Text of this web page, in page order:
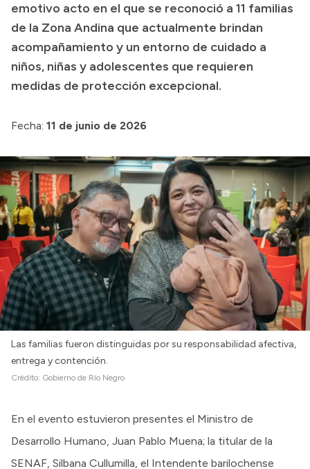
Compras y licitaciones
Consulta de expedientes
Consulta de pago a proveedores
Convocatorias
Login
emotivo acto en el que se reconoció a 11 familias
de la Zona Andina que actualmente brindan
acompañamiento y un entorno de cuidado a
niños, niñas y adolescentes que requieren
medidas de protección excepcional.
Fecha: 11 de junio de 2026
Las familias fueron distinguidas por su responsabilidad afectiva,
entrega y contención.
Crédito: Gobierno de Río Negro
En el evento estuvieron presentes el Ministro de
Desarrollo Humano, Juan Pablo Muena; la titular de la
SENAF, Silbana Cullumilla, el Intendente barilochense